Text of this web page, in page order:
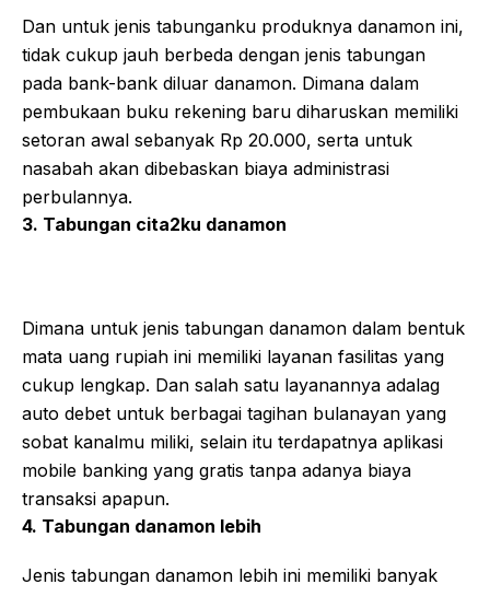
Dan untuk jenis tabunganku produknya danamon ini,
tidak cukup jauh berbeda dengan jenis tabungan
pada bank-bank diluar danamon. Dimana dalam
pembukaan buku rekening baru diharuskan memiliki
setoran awal sebanyak Rp 20.000, serta untuk
nasabah akan dibebaskan biaya administrasi
perbulannya.
3. Tabungan cita2ku danamon
Dimana untuk jenis tabungan danamon dalam bentuk
mata uang rupiah ini memiliki layanan fasilitas yang
cukup lengkap. Dan salah satu layanannya adalag
auto debet untuk berbagai tagihan bulanayan yang
sobat kanalmu miliki, selain itu terdapatnya aplikasi
mobile banking yang gratis tanpa adanya biaya
transaksi apapun.
4. Tabungan danamon lebih
Jenis tabungan danamon lebih ini memiliki banyak